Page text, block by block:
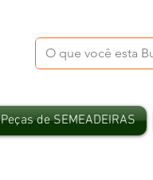
Peças de SEMEADEIRAS